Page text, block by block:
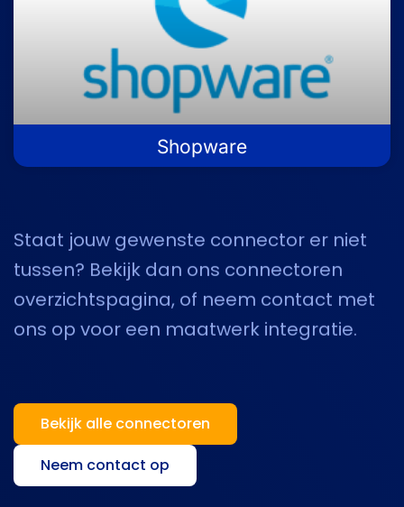
Shopware
Staat jouw gewenste connector er niet
tussen? Bekijk dan ons connectoren
overzichtspagina, of neem contact met
ons op voor een maatwerk integratie.
Bekijk alle connectoren
Neem contact op